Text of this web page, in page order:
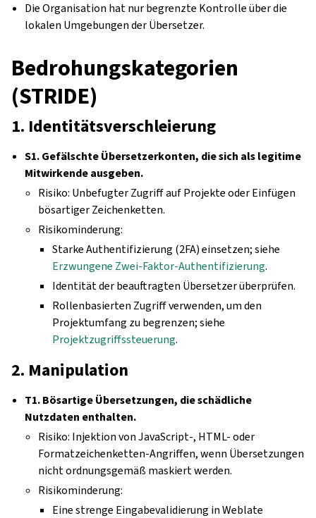
Die Organisation hat nur begrenzte Kontrolle über die
lokalen Umgebungen der Übersetzer.
Bedrohungskategorien
(STRIDE)
1. Identitätsverschleierung
S1. Gefälschte Übersetzerkonten, die sich als legitime
Mitwirkende ausgeben.
Risiko: Unbefugter Zugriff auf Projekte oder Einfügen
bösartiger Zeichenketten.
Risikominderung:
Starke Authentifizierung (2FA) einsetzen; siehe
Erzwungene Zwei-Faktor-Authentifizierung.
Identität der beauftragten Übersetzer überprüfen.
Rollenbasierten Zugriff verwenden, um den
Projektumfang zu begrenzen; siehe
Projektzugriffssteuerung.
2. Manipulation
T1. Bösartige Übersetzungen, die schädliche
Nutzdaten enthalten.
Risiko: Injektion von JavaScript-, HTML- oder
Formatzeichenketten-Angriffen, wenn Übersetzungen
nicht ordnungsgemäß maskiert werden.
Risikominderung:
Eine strenge Eingabevalidierung in Weblate